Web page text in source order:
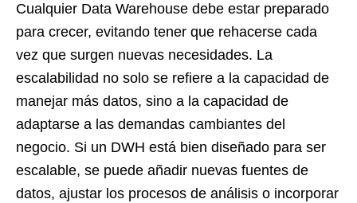
Cualquier Data Warehouse debe estar preparado
para crecer, evitando tener que rehacerse cada
vez que surgen nuevas necesidades. La
escalabilidad no solo se refiere a la capacidad de
manejar más datos, sino a la capacidad de
adaptarse a las demandas cambiantes del
negocio. Si un DWH está bien diseñado para ser
escalable, se puede añadir nuevas fuentes de
datos, ajustar los procesos de análisis o incorporar